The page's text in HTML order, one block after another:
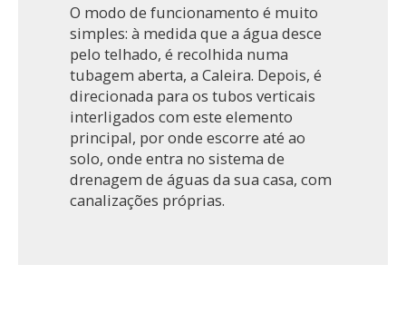
O modo de funcionamento é muito
simples: à medida que a água desce
pelo telhado, é recolhida numa
tubagem aberta, a Caleira. Depois, é
direcionada para os tubos verticais
interligados com este elemento
principal, por onde escorre até ao
solo, onde entra no sistema de
drenagem de águas da sua casa, com
canalizações próprias.